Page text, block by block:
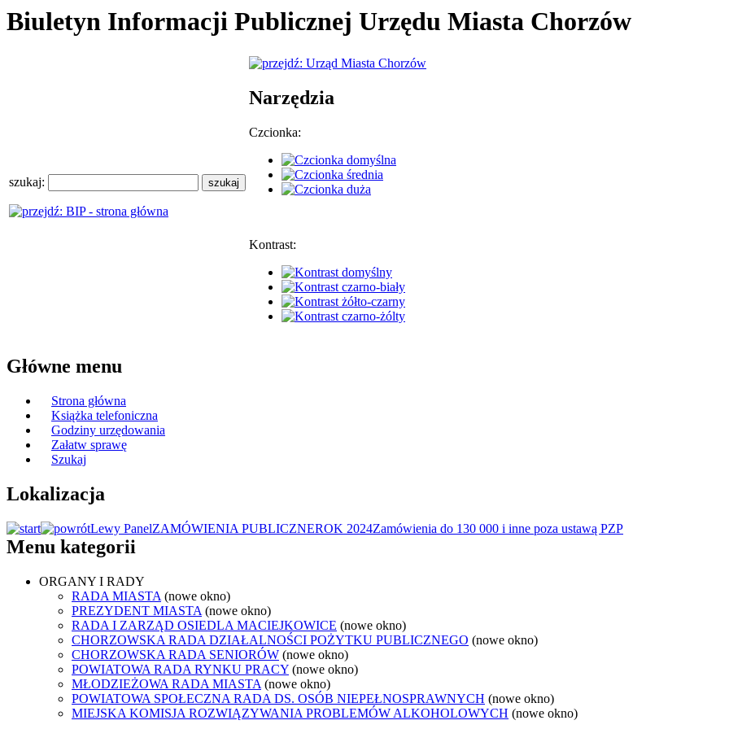
Biuletyn Informacji Publicznej Urzędu Miasta Chorzów
szukaj:
Narzędzia
Czcionka:
Kontrast:
Główne menu
Strona główna
Książka telefoniczna
Godziny urzędowania
Załatw sprawę
Szukaj
Lokalizacja
Lewy PanelZAMÓWIENIA PUBLICZNEROK 2024Zamówienia do 130 000 i inne poza ustawą PZP
Menu kategorii
ORGANY I RADY
RADA MIASTA (nowe okno)
PREZYDENT MIASTA (nowe okno)
RADA I ZARZĄD OSIEDLA MACIEJKOWICE (nowe okno)
CHORZOWSKA RADA DZIAŁALNOŚCI POŻYTKU PUBLICZNEGO (nowe okno)
CHORZOWSKA RADA SENIORÓW (nowe okno)
POWIATOWA RADA RYNKU PRACY (nowe okno)
MŁODZIEŻOWA RADA MIASTA (nowe okno)
POWIATOWA SPOŁECZNA RADA DS. OSÓB NIEPEŁNOSPRAWNYCH (nowe okno)
MIEJSKA KOMISJA ROZWIĄZYWANIA PROBLEMÓW ALKOHOLOWYCH (nowe okno)